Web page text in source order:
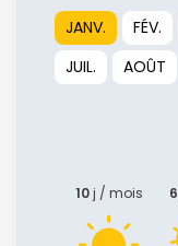
JANV. FÉV.
JUIL.
AOÛT
10j / mois 6